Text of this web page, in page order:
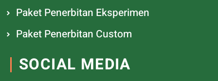
Paket Penerbitan Eksperimen
Paket Penerbitan Custom
SOCIAL MEDIA